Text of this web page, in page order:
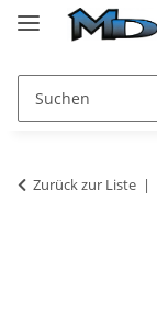
Zurück zur Liste